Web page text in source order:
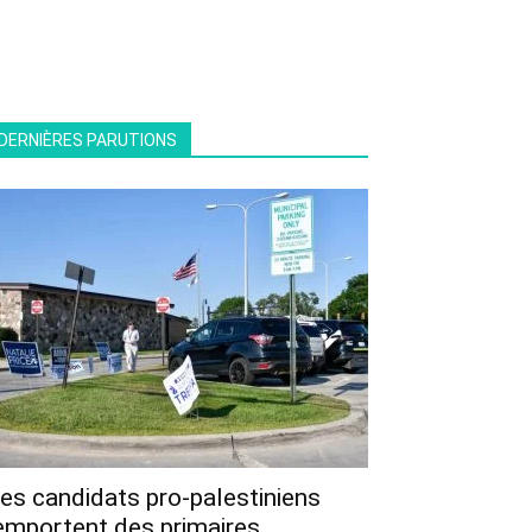
PARUTIONS
candidats pro-palestiniens